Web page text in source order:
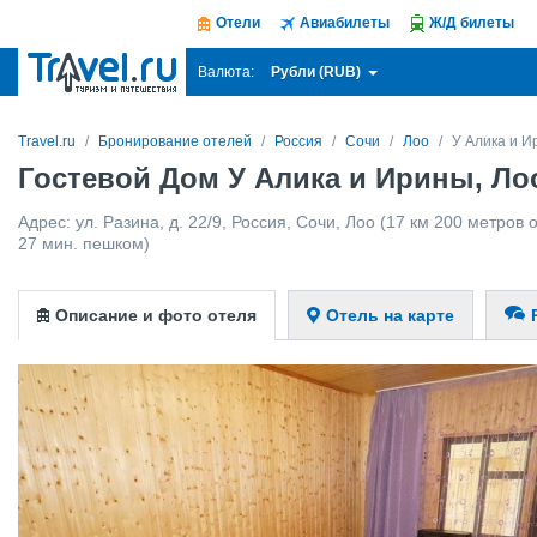
Отели Авиабилеты Ж/Д билеты
Валюта: Рубли (RUB)
Travel.ru Бронирование отелей Россия Сочи Лоо У Алика и
Гостевой Дом У Алика и Ирины,
Адрес: ул. Разина, д. 22/9 Россия Сочи Лоо (17 км 200 метров
27 мин. пешком)
Описание и фото отеля Отель на карте